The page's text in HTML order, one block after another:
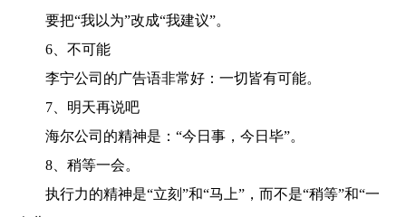
要把“我以为”改成“我建议”。
6、不可能
李宁公司的广告语非常好：一切皆有可能。
7、明天再说吧
海尔公司的精神是：“今日事，今日毕”。
8、稍等一会。
执行力的精神是“立刻”和“马上”，而不是“稍等”和“一